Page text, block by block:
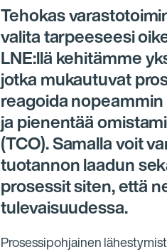
Tehokas
valita tarpeeseesi
LNE:llä kehitämme
jotka mukautuvat
reagoida
ja pienentää
(TCO). Samalla voit
tuotannon laadun
prosessit siten, että
tulevaisuudessa.
Prosessipohjainen